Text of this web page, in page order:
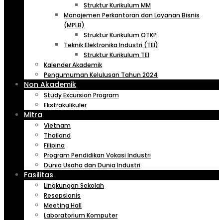
Struktur Kurikulum MM
Manajemen Perkantoran dan Layanan Bisnis
(MPLB)
Struktur Kurikulum OTKP
Teknik Elektronika Industri (TEI)
Struktur Kurikulum TEI
Kalender Akademik
Pengumuman Kelulusan Tahun 2024
Non Akademik
Study Excursion Program
Ekstrakulikuler
Mitra
Vietnam
Thailand
Filipina
Program Pendidikan Vokasi Industri
Dunia Usaha dan Dunia Industri
Fasilitas
Lingkungan Sekolah
Resepsionis
Meeting Hall
Laboratorium Komputer